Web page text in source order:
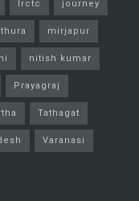
Irctc journey
mirjapur
nitish kumar
Prayagraj
Tathagat
Varanasi